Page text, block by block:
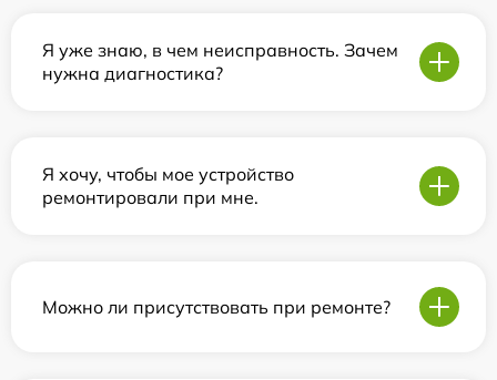
Я уже знаю, в чем неисправность. Зачем
нужна диагностика?
Я хочу, чтобы мое устройство
ремонтировали при мне.
Можно ли присутствовать при ремонте?